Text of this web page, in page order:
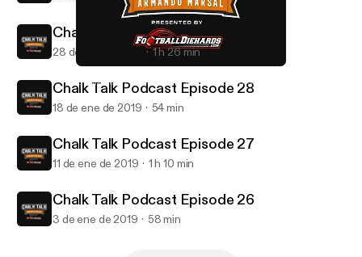
Chalk Talk Podcast with Armando Marsal
Chalk Talk Podcast Episode 29
28 de feb de 2019 1 h 26 min
Chalk Talk Podcast Episode 28
18 de ene de 2019 54 min
Chalk Talk Podcast Episode 27
11 de ene de 2019 1 h 10 min
Chalk Talk Podcast Episode 26
3 de ene de 2019 58 min